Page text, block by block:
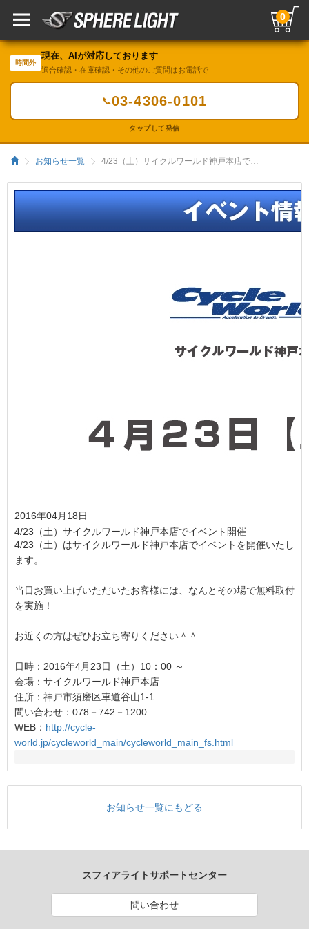
0
時間外
現在、AIが対応しております
適合確認・在庫確認・その他のご質問はお電話で
📞03-4306-0101
タップして発信
お知らせ一覧 4/23（土）サイクルワールド神戸本店でイベント開催／HIDキット｜LEDヘッドライト販売のスフィアライト
2016年04月18日
4/23（土）サイクルワールド神戸本店でイベント開催
4/23（土）はサイクルワールド神戸本店でイベントを開催いたし
ます。
当日お買い上げいただいたお客様には、なんとその場で無料取付
を実施！
お近くの方はぜひお立ち寄りください＾＾
日時：2016年4月23日（土）10：00 ～
会場：サイクルワールド神戸本店
住所：神戸市須磨区車道谷山1-1
問い合わせ：078－742－1200
WEB： http://cycle-
world.jp/cycleworld_main/cycleworld_main_fs.html
お知らせ一覧にもどる
スフィアライトサポートセンター
問い合わせ